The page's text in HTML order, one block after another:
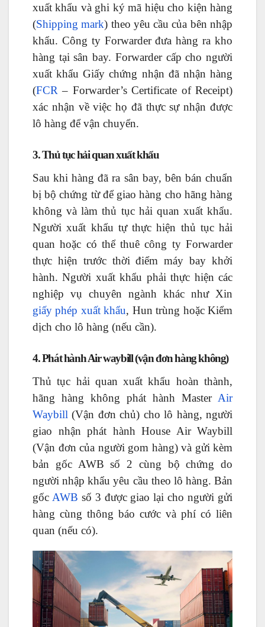
xuất khẩu và ghi ký mã hiệu cho kiện hàng
(Shipping mark) theo yêu cầu của bên nhập
khẩu. Công ty Forwarder đưa hàng ra kho
hàng tại sân bay. Forwarder cấp cho người
xuất khẩu Giấy chứng nhận đã nhận hàng
(FCR – Forwarder’s Certificate of Receipt)
xác nhận về việc họ đã thực sự nhận được
lô hàng để vận chuyển.
3. Thủ tục hải quan xuất khẩu
Sau khi hàng đã ra sân bay, bên bán chuẩn
bị bộ chứng từ để giao hàng cho hãng hàng
không và làm thủ tục hải quan xuất khẩu.
Người xuất khẩu tự thực hiện thủ tục hải
quan hoặc có thể thuê công ty Forwarder
thực hiện trước thời điểm máy bay khởi
hành. Người xuất khẩu phải thực hiện các
nghiệp vụ chuyên ngành khác như Xin
giấy phép xuất khẩu, Hun trùng hoặc Kiểm
dịch cho lô hàng (nếu cần).
4. Phát hành Air waybill (vận đơn hàng không)
Thủ tục hải quan xuất khẩu hoàn thành,
hãng hàng không phát hành Master Air
Waybill (Vận đơn chủ) cho lô hàng, người
giao nhận phát hành House Air Waybill
(Vận đơn của người gom hàng) và gửi kèm
bản gốc AWB số 2 cùng bộ chứng do
người nhập khẩu yêu cầu theo lô hàng. Bản
gốc AWB số 3 được giao lại cho người gửi
hàng cùng thông báo cước và phí có liên
quan (nếu có).